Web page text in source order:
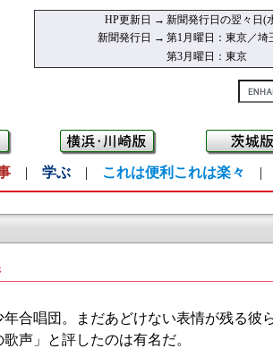
HP更新日 → 新聞発行日の翌々日(
新聞発行日 → 第1月曜日：東京／埼
第3月曜日：東京
| 学ぶ | これは便利これは楽々 |
合唱団。まだあどけない表情が残る彼
声」と評したのは有名だ。